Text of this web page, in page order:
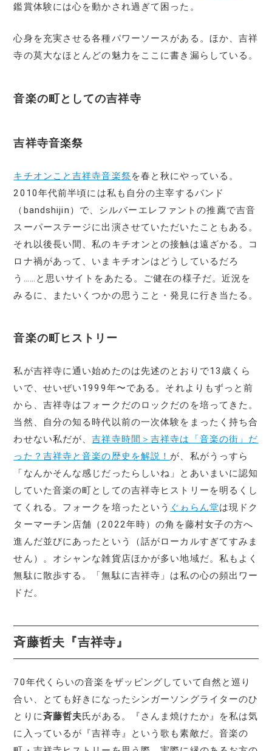
鑑賞体験には心を動かされ過ぎて困った。
心身を充実させる各種パワーソースがある。ほか、吉祥
寺の莫大なほとんどの魅力をここに書き漏らしている。
音楽の町としての吉祥寺
吉祥寺音楽祭
キチオンこと吉祥寺音楽祭 を春と秋にやっている。
2010年代前半頃には私も自分の主宰するバンド
（bandshijin）で、シルバーエレファントの推薦で吉音
スーパーステージに出演させていただいたこともある。
それ以後長い間、私のキチオンとの接触は遠ざかる。コ
ロナ禍があって、いまキチオンはどうしているだろ
う……と思いサイトをあたる。ご健在の様子だ。近況を
みるに、またいくつかの思うこと・発見に行き当たる。
音楽の町ヒストリー
私が吉祥寺に通い始めたのは先述のとおりで13歳くら
いで、せいぜい1999年〜である。それよりもずっと前
から、吉祥寺はフォークだのロックだのを培ってきた。
当然、自分の知る時代以前の一次体験をまったく持ち合
わせない私だが、吉祥寺時間＞吉祥寺は「音楽の街」だ
った？吉祥寺と音楽の歴史を解説！ が、私がうっすら
「なんかそんな感じだったらしいね」とあいまいに認知
していた音楽の町としての吉祥寺ヒストリーを明るくし
てくれる。フォークを培ったという ぐゎらん堂は現ドク
ターマーチン店舗（2022年時）の角を藤村女子の方へ
進んだ並びにあったという（話がローカルすぎてすみま
せん）。オシャンな雑貨店ほかが多い地域だ。私もよく
無駄に散歩する。「無駄に吉祥寺」は私の心の頻出ワー
ドだ。
斉藤哲夫『吉祥寺』
70年代くらいの音楽をザッピングしていて自然と巡り
合い、とても好きになったシンガーソングライターのひ
とりに斉藤哲夫氏がある。『さんま焼けたか』を私は気
に入っているが『吉祥寺』という歌も素敵だ。音楽の